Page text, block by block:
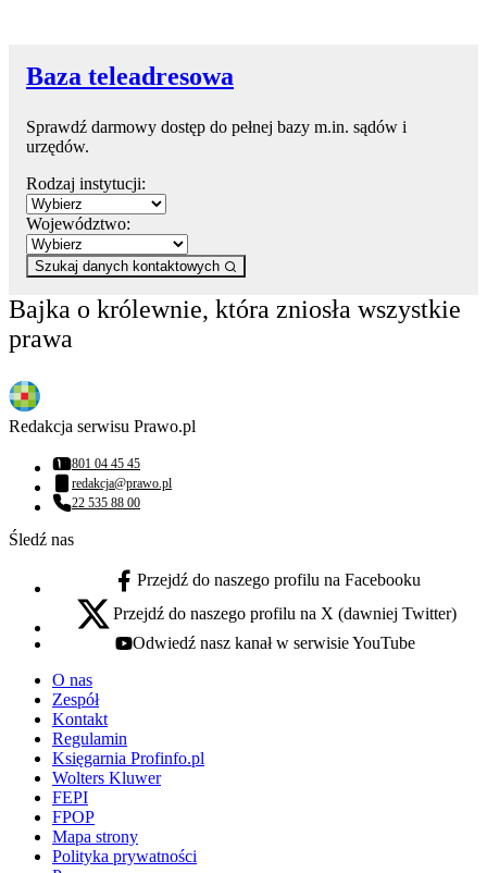
Baza teleadresowa
Sprawdź darmowy dostęp do pełnej bazy m.in. sądów i
urzędów.
Rodzaj instytucji:
Województwo:
Szukaj danych kontaktowych
Bajka o królewnie, która zniosła wszystkie
prawa
Redakcja serwisu Prawo.pl
Numer telefonu:
801 04 45 45
Adres email:
redakcja@prawo.pl
Numer telefonu:
22 535 88 00
Śledź nas
facebook - otwiera się w nowej karcie
Przejdź do naszego profilu na Facebooku
x - otwiera się w nowej karcie
Przejdź do naszego profilu na X (dawniej Twitter)
youtube - otwiera się w nowej karcie
Odwiedź nasz kanał w serwisie YouTube
O nas
Zespół
Kontakt
Regulamin
Księgarnia Profinfo.pl
Wolters Kluwer
FEPI
FPOP
Mapa strony
Polityka prywatności